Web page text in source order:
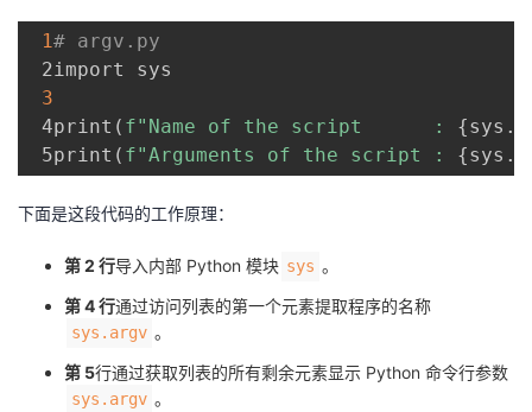
1# argv.py
2import sys
3
4print ( f"Name of the script      : {sys .
5print ( f"Arguments of the script : {sys .
下面是这段代码的工作原理：
第 2 行导入内部 Python 模块 sys 。
第 4 行通过访问列表的第一个元素提取程序的名称
sys.argv 。
第 5行通过获取列表的所有剩余元素显示 Python 命令行参数
sys.argv 。